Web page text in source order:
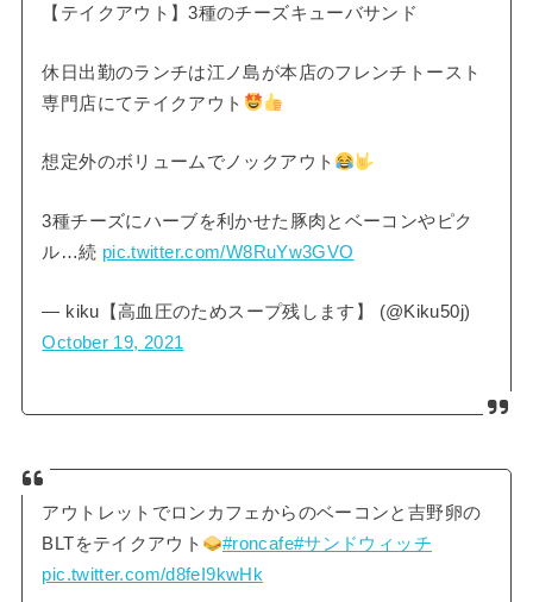
【テイクアウト】3種のチーズキューバサンド
休日出勤のランチは江ノ島が本店のフレンチトースト
専門店にてテイクアウト
想定外のボリュームでノックアウト
3種チーズにハーブを利かせた豚肉とベーコンやピク
ル…続 pic.twitter.com/W8RuYw3GVO
— kiku【高血圧のためスープ残します】 (@Kiku50j)
October 19, 2021
アウトレットでロンカフェからのベーコンと吉野卵の
BLTをテイクアウト
#roncafe#サンドウィッチ
pic.twitter.com/d8feI9kwHk